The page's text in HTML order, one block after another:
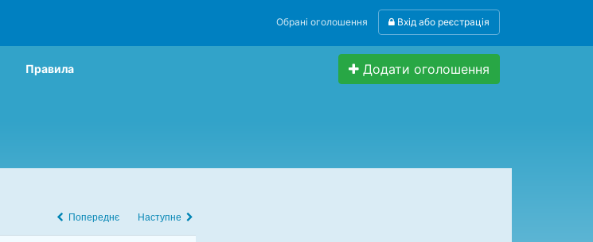
Обрані оголошення Вхід або реєстрація
Правила Додати оголошення
Попереднє Наступне